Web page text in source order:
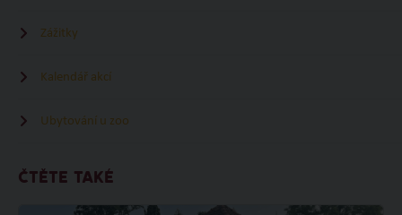
Zážitky
Kalendář akcí
Ubytování u zoo
ČTĚTE TAKÉ